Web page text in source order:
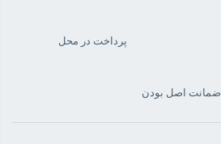
پرداخت در محل
ضمانت اصل بودن